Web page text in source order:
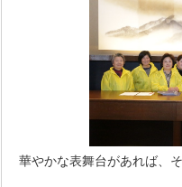
華やかな表舞台があれば、